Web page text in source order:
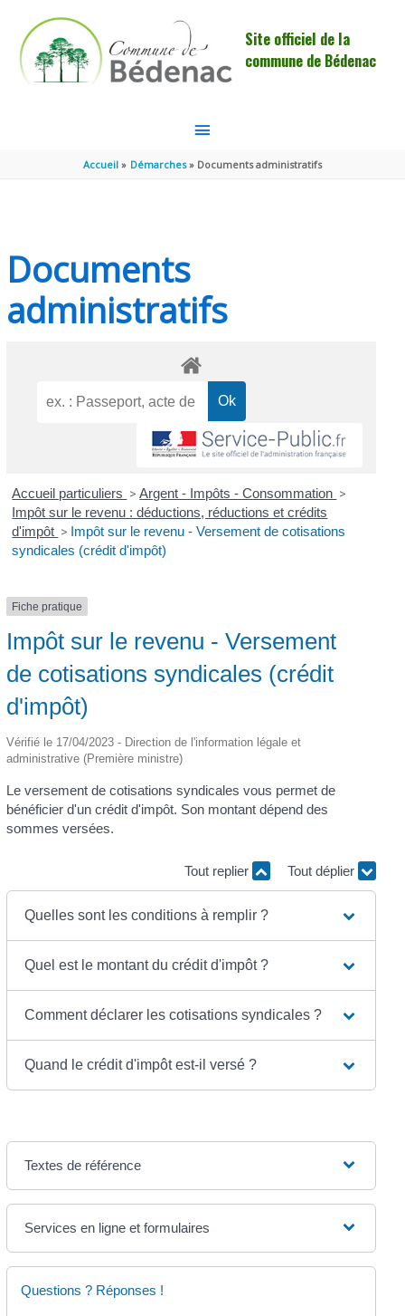
Site officiel de la
commune de Bédenac
MENU
PRINCIPAL
Accueil Démarches Documents administratifs
Documents
administratifs
Accueil particuliers > Argent - Impôts - Consommation >
Impôt sur le revenu : déductions, réductions et crédits
d'impôt > Impôt sur le revenu - Versement de cotisations
syndicales (crédit d'impôt)
Fiche pratique
Impôt sur le revenu - Versement
de cotisations syndicales (crédit
d'impôt)
Vérifié le 17/04/2023 - Direction de l'information légale et
administrative (Première ministre)
Le versement de cotisations syndicales vous permet de
bénéficier d'un crédit d'impôt. Son montant dépend des
sommes versées.
Tout replier Tout déplier
Quelles sont les conditions à remplir ?
Quel est le montant du crédit d'impôt ?
Comment déclarer les cotisations syndicales ?
Quand le crédit d'impôt est-il versé ?
Textes de référence
Services en ligne et formulaires
Questions ? Réponses !